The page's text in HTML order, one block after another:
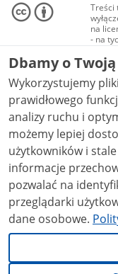
Treści
na
- na
audio
NC-
Dbamy o
Wykorzystujemy
prawidłowego
analizy ruchu i
możemy lepiej
użytkowników i stale
informacje
pozwalać na
przeglądarki
dane osobowe.